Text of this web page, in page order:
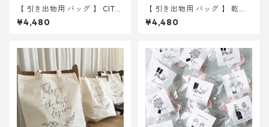
【 引き出物用 バッグ 】 CITY
10枚 ｜ 結婚式 トートバッ
グ
¥4,480
【 引き出物用 バッグ 】 乾
杯 10枚 ｜ 結婚式 トートバ
ッグ
¥4,480